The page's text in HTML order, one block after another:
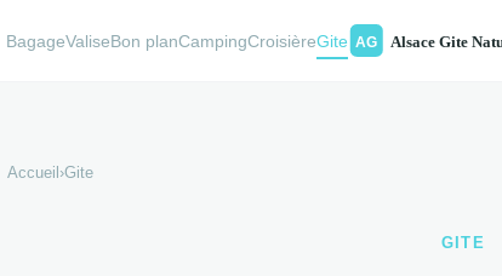
BagageValiseBon planCampingCroisièreGite
Accueil ›Gite
GITE